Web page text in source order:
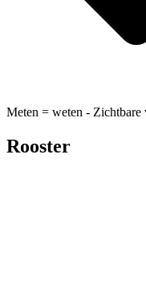
Meten = weten -
Rooster